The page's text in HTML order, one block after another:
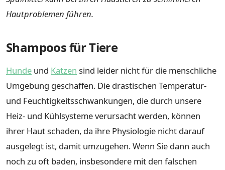
Hautproblemen führen.
Shampoos für Tiere
Hunde und Katzen sind leider nicht für die menschliche
Umgebung geschaffen. Die drastischen Temperatur-
und Feuchtigkeitsschwankungen, die durch unsere
Heiz- und Kühlsysteme verursacht werden, können
ihrer Haut schaden, da ihre Physiologie nicht darauf
ausgelegt ist, damit umzugehen. Wenn Sie dann auch
noch zu oft baden, insbesondere mit den falschen